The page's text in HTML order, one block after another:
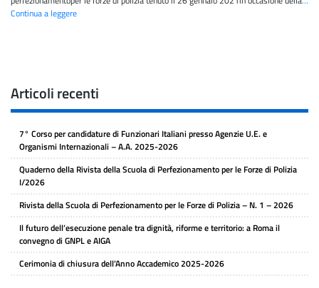
Continua a leggere
Articoli recenti
7° Corso per candidature di Funzionari Italiani presso Agenzie U.E. e
Organismi Internazionali – A.A. 2025-2026
Quaderno della Rivista della Scuola di Perfezionamento per le Forze di Polizia
I/2026
Rivista della Scuola di Perfezionamento per le Forze di Polizia – N. 1 – 2026
Il futuro dell’esecuzione penale tra dignità, riforme e territorio: a Roma il
convegno di GNPL e AIGA
Cerimonia di chiusura dell’Anno Accademico 2025-2026